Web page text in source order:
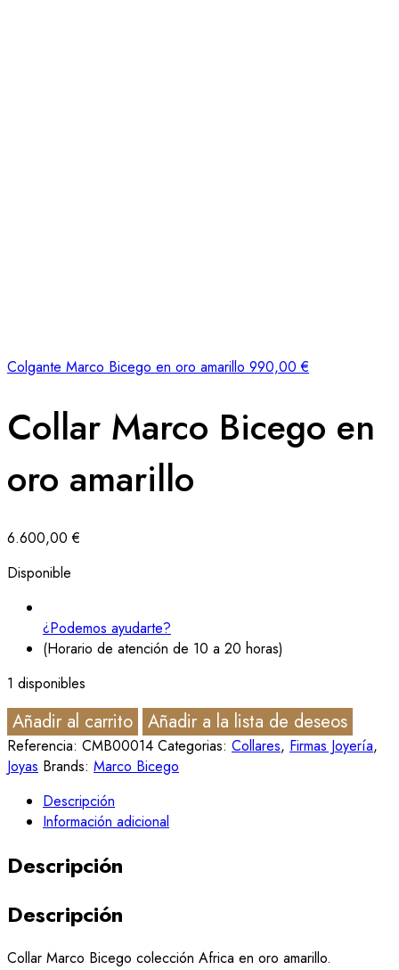
Colgante Marco Bicego en oro amarillo 990,00€
Collar Marco Bicego en
oro amarillo
6.600,00€
Disponible
¿Podemos ayudarte?
(Horario de atención de 10 a 20 horas)
1 disponibles
Añadir al carrito Añadir a la lista de deseos
Referencia: CMB00014 Categorias: Collares, Firmas Joyería,
Joyas Brands: Marco Bicego
Descripción
Información adicional
Descripción
Descripción
Collar Marco Bicego colección Africa en oro amarillo.